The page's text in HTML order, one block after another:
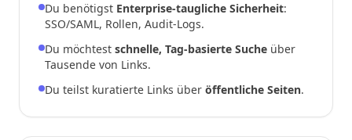
Du benötigst Enterprise-taugliche Sicherheit:
SSO/SAML, Rollen, Audit-Logs.
Du möchtest schnelle, Tag-basierte Suche über
Tausende von Links.
Du teilst kuratierte Links über öffentliche Seiten.